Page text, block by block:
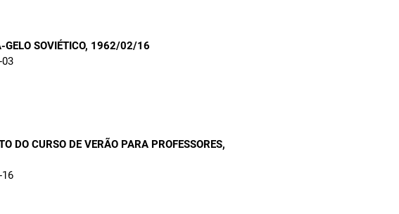
GELO SOVIÉTICO, 1962/02/16
03
DO CURSO DE VERÃO PARA PROFESSORES,
16